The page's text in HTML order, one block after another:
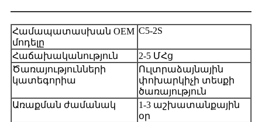
Համապատասխան OEM
մոդելը
C5-2S
Հաճախականություն
2-5 ՄՀց
Ծառայությունների
կատեգորիա
Ուլտրաձայնային
փոխարկիչի տեսքի
ծառայություն
Առաքման ժամանակ
1-3 աշխատանքային
օր